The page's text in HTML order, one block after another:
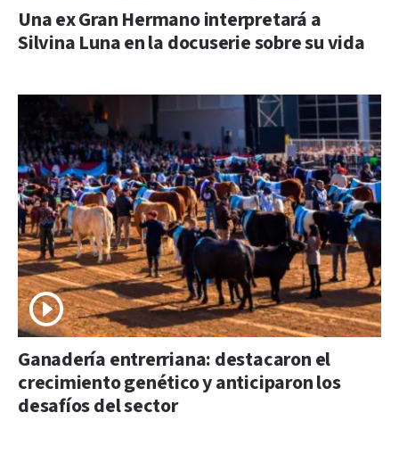
Una ex Gran Hermano interpretará a
Silvina Luna en la docuserie sobre su vida
Ganadería entrerriana: destacaron el
crecimiento genético y anticiparon los
desafíos del sector